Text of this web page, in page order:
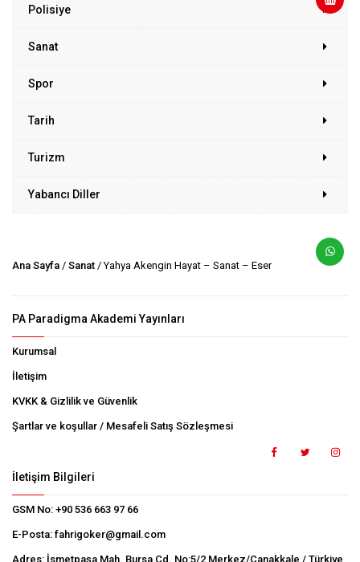
Polisiye
Sanat
Spor
Tarih
Turizm
Yabancı Diller
Ana Sayfa / Sanat / Yahya Akengin Hayat – Sanat – Eser
PA Paradigma Akademi Yayınları
Kurumsal
İletişim
KVKK & Gizlilik ve Güvenlik
Şartlar ve koşullar / Mesafeli Satış Sözleşmesi
İletişim Bilgileri
GSM No: +90 536 663 97 66
E-Posta: fahrigoker@gmail.com
Adres: İsmetpaşa Mah. Bursa Cd. No:5/2 Merkez/Çanakkale / Türkiye